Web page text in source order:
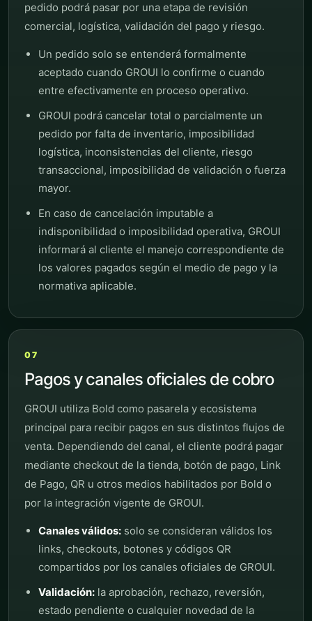
pedido podrá pasar por una etapa de revisión
comercial, logística, validación del pago y riesgo.
Un pedido solo se entenderá formalmente
aceptado cuando GROUI lo confirme o cuando
entre efectivamente en proceso operativo.
GROUI podrá cancelar total o parcialmente un
pedido por falta de inventario, imposibilidad
logística, inconsistencias del cliente, riesgo
transaccional, imposibilidad de validación o fuerza
mayor.
En caso de cancelación imputable a
indisponibilidad o imposibilidad operativa, GROUI
informará al cliente el manejo correspondiente de
los valores pagados según el medio de pago y la
normativa aplicable.
07
Pagos y canales oficiales de cobro
GROUI utiliza Bold como pasarela y ecosistema
principal para recibir pagos en sus distintos flujos de
venta. Dependiendo del canal, el cliente podrá pagar
mediante checkout de la tienda, botón de pago, Link
de Pago, QR u otros medios habilitados por Bold o
por la integración vigente de GROUI.
Canales válidos: solo se consideran válidos los
links, checkouts, botones y códigos QR
compartidos por los canales oficiales de GROUI.
Validación: la aprobación, rechazo, reversión,
estado pendiente o cualquier novedad de la